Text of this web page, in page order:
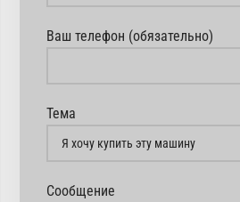
Ваш телефон (обязательно)
Тема
Сообщение